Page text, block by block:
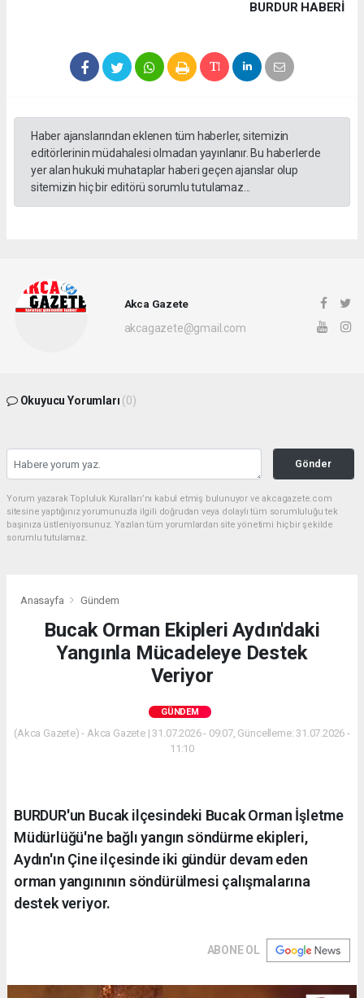
BURDUR HABERİ
Haber ajanslarından eklenen tüm haberler, sitemizin
editörlerinin müdahalesi olmadan yayınlanır. Bu haberlerde
yer alan hukuki muhataplar haberi geçen ajanslar olup
sitemizin hiç bir editörü sorumlu tutulamaz...
Akca Gazete
akcagazete@gmail.com
Okuyucu Yorumları (0)
Gönder
Yorum yazarak Topluluk Kuralları’nı kabul etmiş bulunuyor ve akcagazete.com
sitesine yaptığınız yorumunuzla ilgili doğrudan veya dolaylı tüm sorumluluğu tek
başınıza üstleniyorsunuz. Yazılan tüm yorumlardan site yönetimi hiçbir şekilde
sorumlu tutulamaz.
Anasayfa Gündem
Bucak Orman Ekipleri Aydın'daki
Yangınla Mücadeleye Destek
Veriyor
GÜNDEM
(Akca Gazete) - Akca Gazete | 31.07.2026 - 09:07, Güncelleme: 31.07.2026 -
11:10
BURDUR'un Bucak ilçesindeki Bucak Orman İşletme
Müdürlüğü'ne bağlı yangın söndürme ekipleri,
Aydın'ın Çine ilçesinde iki gündür devam eden
orman yangınının söndürülmesi çalışmalarına
destek veriyor.
ABONE OL